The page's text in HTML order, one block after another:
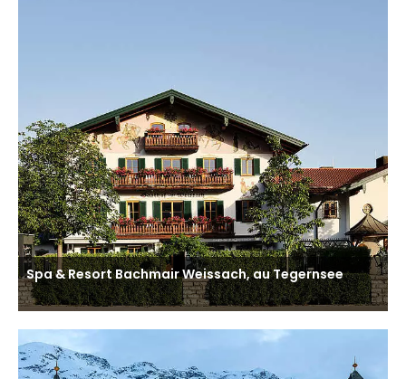
Spa & Resort Bachmair Weissach, au Tegernsee